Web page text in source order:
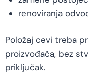
renoviranja
Položaj cevi treba
proizvođača, bez
priključak.